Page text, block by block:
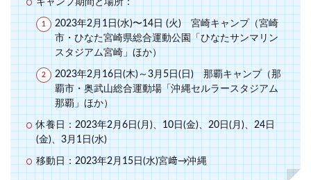
キャンプ期間と場所：
2023年2月1日(水)〜14日 (火) 宮崎キャンプ（宮崎
市・ひなた宮崎県総合運動公園「ひなたサンマリン
スタジアム宮崎」ほか）
2023年2月16日(木)～3月5日(日) 那覇キャンプ（那
覇市・奥武山総合運動場「沖縄セルラースタジアム
那覇」ほか）
休養日：2023年2月6日(月)、10日(金)、20日(月)、24日
(金)、3月1日(水)
移動日：2023年2月15日(水)宮﨑→沖縄